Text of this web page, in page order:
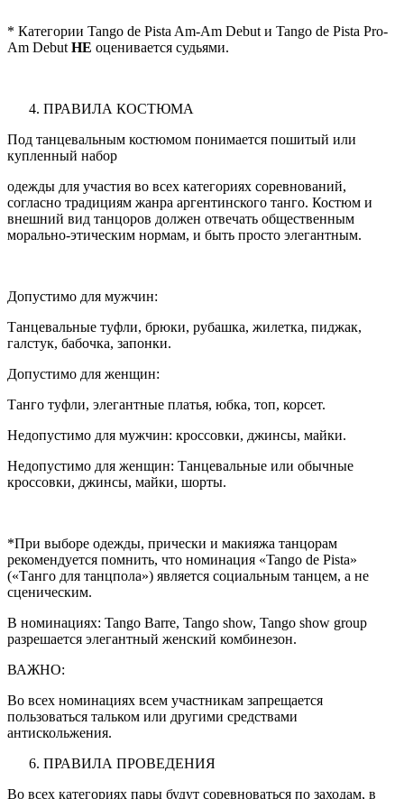
* Категории Tango de Pista Am-Am Debut и Tango de Pista Pro-
Am Debut НЕ оценивается судьями.
ПРАВИЛА КОСТЮМА
Под танцевальным костюмом понимается пошитый или
купленный набор
одежды для участия во всех категориях соревнований,
согласно традициям жанра аргентинского танго. Костюм и
внешний вид танцоров должен отвечать общественным
морально-этическим нормам, и быть просто элегантным.
Допустимо для мужчин:
Танцевальные туфли, брюки, рубашка, жилетка, пиджак,
галстук, бабочка, запонки.
Допустимо для женщин:
Танго туфли, элегантные платья, юбка, топ, корсет.
Недопустимо для мужчин: кроссовки, джинсы, майки.
Недопустимо для женщин: Танцевальные или обычные
кроссовки, джинсы, майки, шорты.
*При выборе одежды, прически и макияжа танцорам
рекомендуется помнить, что номинация «Tango de Pista»
(«Танго для танцпола») является социальным танцем, а не
сценическим.
В номинациях: Tango Barre, Tango show, Tango show group
разрешается элегантный женский комбинезон.
ВАЖНО:
Во всех номинациях всем участникам запрещается
пользоваться тальком или другими средствами
антискольжения.
ПРАВИЛА ПРОВЕДЕНИЯ
Во всех категориях пары будут соревноваться по заходам, в